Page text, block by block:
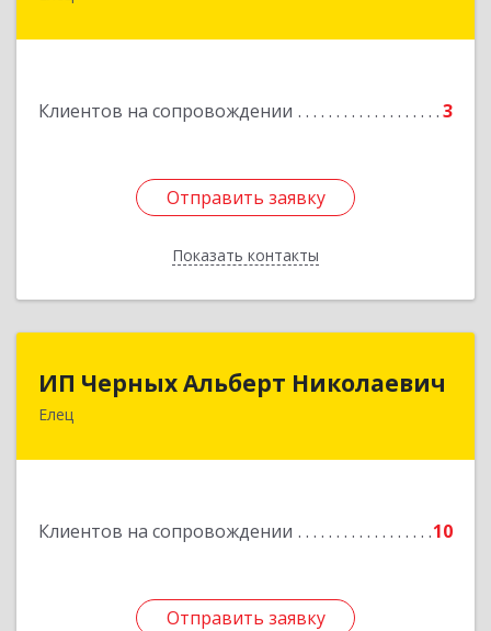
Клиентов на сопровождении 3
Отправить заявку
Показать контакты
Отправить заявку
Назад
ИП Черных Альберт Николаевич
Елец
Клиентов на сопровождении 10
Отправить заявку
ИП Черных Альберт Николаевич
399771, Липецкая обл, Елец г, Н.Гусевой ул, 56А
Отправить заявку